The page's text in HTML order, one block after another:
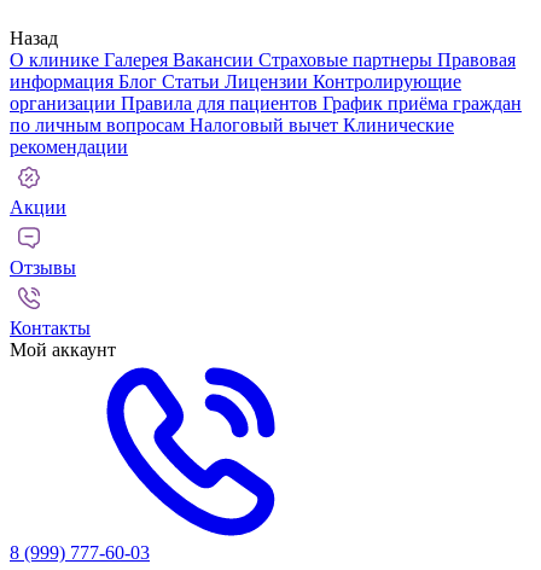
Назад
О клинике Галерея Вакансии Страховые партнеры Правовая
информация Блог Статьи Лицензии Контролирующие
организации Правила для пациентов График приёма граждан
по личным вопросам Налоговый вычет Клинические
рекомендации
Акции
Отзывы
Контакты
Мой аккаунт
8 (999) 777-60-03